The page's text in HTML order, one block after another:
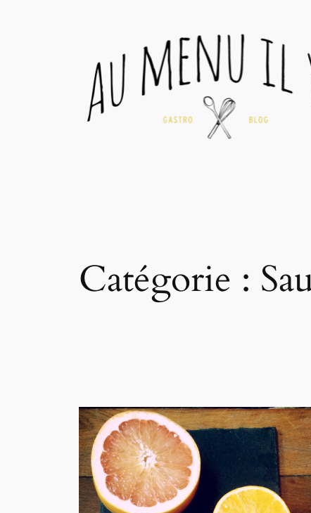
Catégorie :